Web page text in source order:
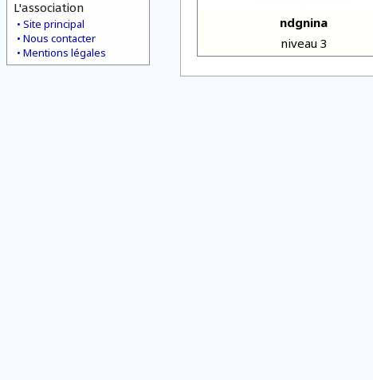
L'association
Site principal
Nous contacter
Mentions légales
ndgnina
niveau 3